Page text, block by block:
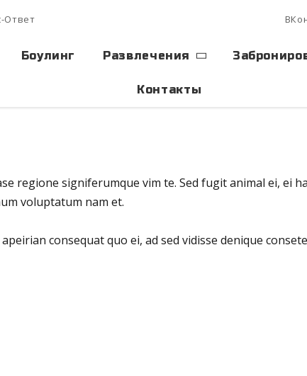
Ответ
Боулинг Развлечения
Контакты
regione signiferumque vim te. Sed fugit animal ei,
voluptatum nam et.
consequat quo ei, ad sed vidisse denique